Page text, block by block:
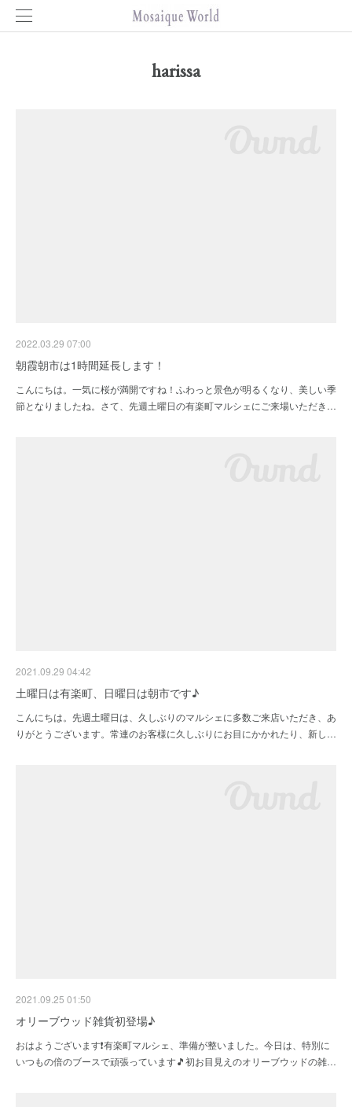
harissa
2022.03.29 07:00
朝霞朝市は1時間延長します！
こんにちは。一気に桜が満開ですね！ふわっと景色が明るくなり、美しい季
節となりましたね。さて、先週土曜日の有楽町マルシェにご来場いただき…
2021.09.29 04:42
土曜日は有楽町、日曜日は朝市です♪
こんにちは。先週土曜日は、久しぶりのマルシェに多数ご来店いただき、あ
りがとうございます。常連のお客様に久しぶりにお目にかかれたり、新し…
2021.09.25 01:50
オリーブウッド雑貨初登場♪
おはようございます❗有楽町マルシェ、準備が整いました。今日は、特別に
いつもの倍のブースで頑張っています🎵初お目見えのオリーブウッドの雑…